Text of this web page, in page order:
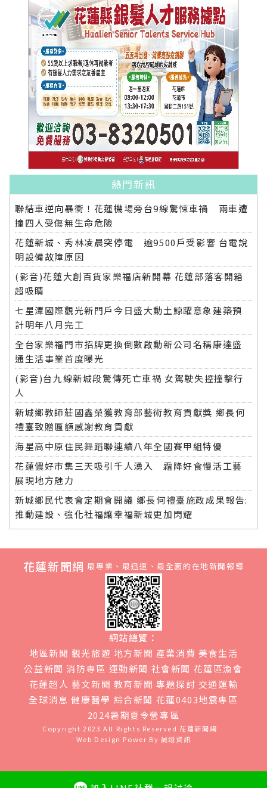
熱門新訊
聯結車逆向暴衝！花蓮機場旁台9線驚悚車禍 兩車遭
撞四人受傷無生命危險
花蓮新城、秀林凌晨突停電 逾9500戶受影響 台電說
明設備故障原因
(影音)花蓮大創百貨家樂福店新開幕 花蓮部落客開箱
超吸睛
七星潭國際觀光新門戶今日盛大動土鯨躍意象建築預
計明年八月完工
全台家樂福門市招牌更換倒數啟動新公司名稱康達盛
通生活事業首度曝光
(影音)台九線新城段驚傳死亡車禍 女駕駛失控撞擊行
人
新城鄉教師莊國鑫榮獲教育部藝術教育貢獻獎 鄉長何
禮臺致贈匾額感謝教育貢獻
海星高中原住民舞蹈聯連續八年全國賽甲組特優
花蓮儂好市集三天吸引千人湧入 霜降好食慢活工藝
展現地方魅力
新城鄉民代表會定期會開議 鄉長何禮臺施政成果報告:
推動建設、強化社福讓幸福新城更加閃耀
花蓮新聞網 最專業、最迅速、最全面的在地新聞報導
網站總覽：
地區新聞 觀光旅遊 地方新聞 產業消費 美食生活
公益新聞 消防專區 運動新聞 社會新聞 花蓮區漁會
花蓮超人 藝文新聞 教育新聞 專題探討 交通運輸
全球消息 健康醫學 綜合新聞 花蓮0403地震專區
2024暑期夏令營專區
Copyright 2023 All Rights Reserved花蓮新聞網
Web Design Power By 誠翊資訊